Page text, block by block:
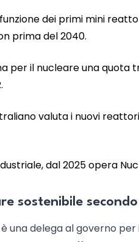
dei primi mini
prima del 2040.
per il nucleare una quota
valuta i nuovi
dal 2025 opera
sostenibile
una delega al governo